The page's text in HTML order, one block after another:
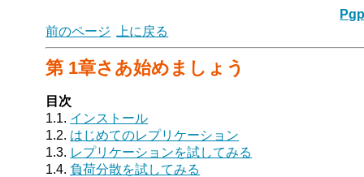
前のページ
上に戻る
第 1章さあ始めましょう
目次
1.1. インストール
1.2. はじめてのレプリケーション
1.3. レプリケーションを試してみる
1.4. 負荷分散を試してみる